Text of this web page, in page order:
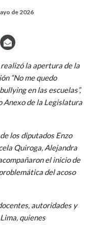
de 2026
realizó la apertura de la
“No me quedo
en las escuelas”,
Anexo de la Legislatura
los diputados Enzo
Quiroga, Alejandra
el inicio de
del acoso
autoridades y
quienes